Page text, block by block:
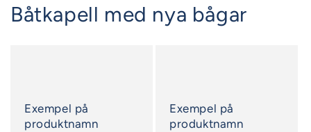
Båtkapell med nya bågar
Exempel på
produktnamn
Exempel på
produktnamn